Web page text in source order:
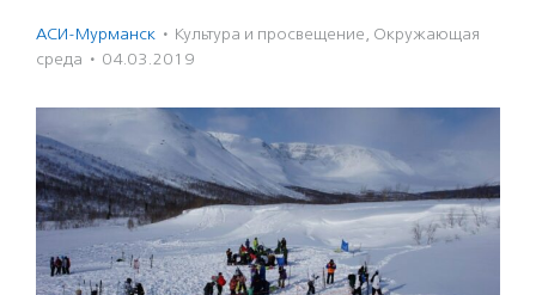
АСИ-Мурманск · Культура и просвещение, Окружающая
среда · 04.03.2019